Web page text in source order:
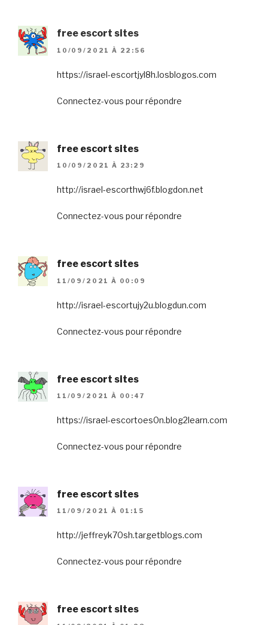
free escort sites
10/09/2021 À 22:56
https://israel-escortjyl8h.losblogos.com
Connectez-vous pour répondre
free escort sites
10/09/2021 À 23:29
http://israel-escorthwj6f.blogdon.net
Connectez-vous pour répondre
free escort sites
11/09/2021 À 00:09
http://israel-escortujy2u.blogdun.com
Connectez-vous pour répondre
free escort sites
11/09/2021 À 00:47
https://israel-escortoes0n.blog2learn.com
Connectez-vous pour répondre
free escort sites
11/09/2021 À 01:15
http://jeffreyk70sh.targetblogs.com
Connectez-vous pour répondre
free escort sites